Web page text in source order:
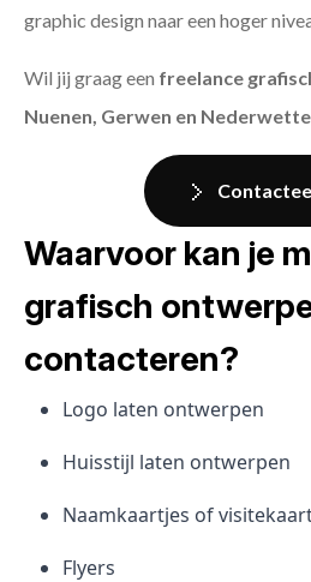
graphic design naar een hoger
Wil jij graag een freelance
Nuenen, Gerwen en
Waarvoor kan je
grafisch
contacteren?
Logo laten ontwerpen
Huisstijl laten ontwerpen
Naamkaartjes of
Flyers